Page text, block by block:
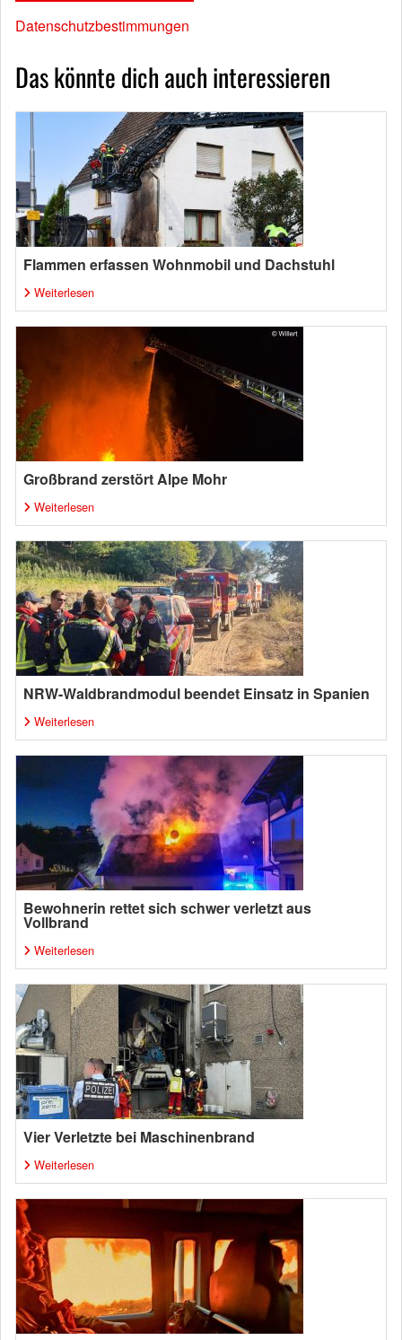
Datenschutzbestimmungen
Das könnte dich auch interessieren
Flammen erfassen Wohnmobil und Dachstuhl
Weiterlesen
Großbrand zerstört Alpe Mohr
Weiterlesen
NRW-Waldbrandmodul beendet Einsatz in Spanien
Weiterlesen
Bewohnerin rettet sich schwer verletzt aus
Vollbrand
Weiterlesen
Vier Verletzte bei Maschinenbrand
Weiterlesen